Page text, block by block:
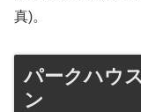
真)。
パークハウ
ン